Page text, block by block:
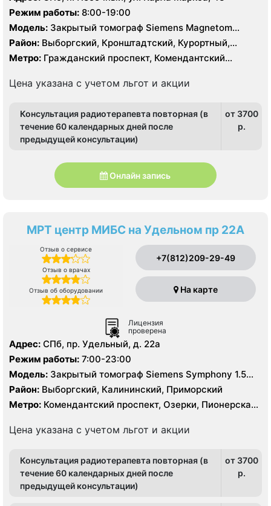
Режим работы: 8:00-19:00
Модель: Закрытый томограф Siemens Magnetom
Avanto 1.5 Тесла, Siemens Somatom Sensation 16
Район: Выборгский, Кронштадтский, Курортный,
Ленинградская область, Приморский
Метро: Гражданский проспект, Комендантский
Цена указана с учетом льгот и акции
Консультация радиотерапевта повторная (в
течение 60 календарных дней после
предыдущей консультации)
от 3700
p.
Онлайн запись
МРТ центр МИБС на Удельном пр 22А
Отзыв о сервисе
Отзыв о врачах
Отзыв об оборудовании
+7(812)209-29-49
На карте
Лицензия
проверена
Адрес: СПб, пр. Удельный, д. 22а
Режим работы: 7:00-23:00
Модель: Закрытый томограф Siemens Symphony 1.5
Тесла
Район: Выборгский, Калининский, Приморский
Метро: Комендантский проспект, Озерки, Пионерская,
Цена указана с учетом льгот и акции
Консультация радиотерапевта повторная (в
течение 60 календарных дней после
предыдущей консультации)
от 3700
p.